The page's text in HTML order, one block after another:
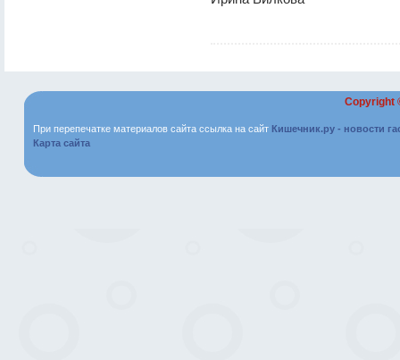
Copyright
При перепечатке материалов сайта ссылка на сайт Кишечник.ру - новости
Карта сайта